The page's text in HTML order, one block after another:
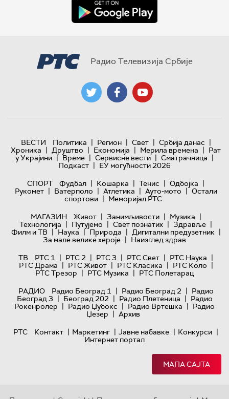
Радио Телевизија Србије
ВЕСТИ Политика | Регион | Свет | Србија данас |
Хроника | Друштво | Економија | Мерила времена | Рат
у Украјини | Време | Сервисне вести | Сматрачница |
Подкаст | ЕУ могућности 2026
СПОРТ
Фудбал | Кошарка | Тенис | Одбојка |
Рукомет | Ватерполо | Атлетика | Ауто-мото | Остали
спортови | Меморијал РТС
МАГАЗИН
Живот | Занимљивости | Музика |
Технологијa | Путујемо | Свет познатих | Здравље |
Филм и ТВ | Наука | Природа | Дигитални предузетник |
За мале велике хероје | Наизглед здрав
ТВ
РТС 1 | РТС 2 | РТС 3 | РТС Свет | РТС Наука |
РТС Драма | РТС Живот | РТС Класика | РТС Коло |
РТС Трезор | РТС Музика | РТС Полетарац
РАДИО
Радио Београд 1 | Радио Београд 2 | Радио
Београд 3 | Београд 202 | Радио Плетеница | Радио
Рокенролер | Радио Џубокс | Радио Вртешка | Радио
Џезер | Архив
РТС
Контакт | Маркетинг | Јавне набавке | Конкурси |
Интернет портал
МАПА САЈТА